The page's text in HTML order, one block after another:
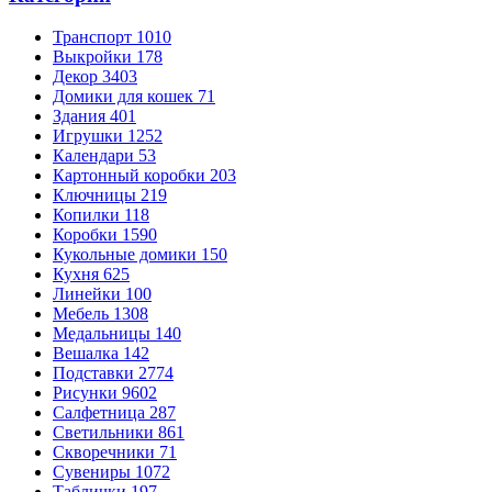
Транспорт 1010
Выкройки 178
Декор 3403
Домики для кошек 71
Здания 401
Игрушки 1252
Календари 53
Картонный коробки 203
Ключницы 219
Копилки 118
Коробки 1590
Кукольные домики 150
Кухня 625
Линейки 100
Мебель 1308
Медальницы 140
Вешалка 142
Подставки 2774
Рисунки 9602
Салфетница 287
Светильники 861
Скворечники 71
Сувениры 1072